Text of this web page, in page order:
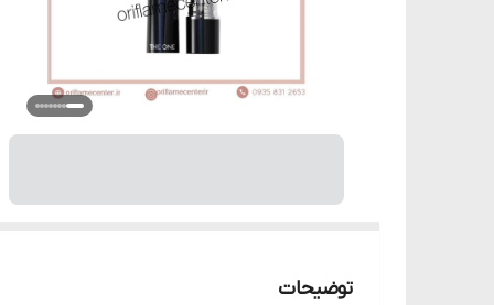
توضیحات